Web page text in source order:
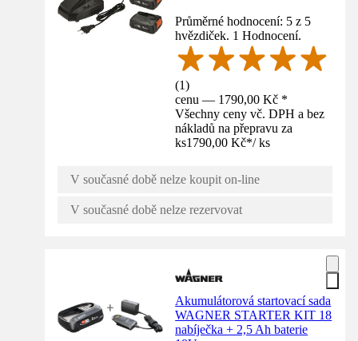
Průměrné hodnocení: 5 z 5
hvězdiček. 1 Hodnocení.
(1)
cenu — 1790,00 Kč *
Všechny ceny vč. DPH a bez
nákladů na přepravu za
ks1790,00 Kč*/ ks
V současné době nelze koupit on-line
V současné době nelze rezervovat
Akumulátorová startovací sada
WAGNER STARTER KIT 18
nabíječka + 2,5 Ah baterie